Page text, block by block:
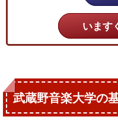
います
武蔵野音楽大学の